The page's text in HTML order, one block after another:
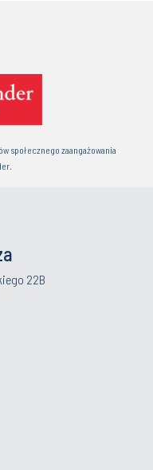
społecznego zaangażowania
22B